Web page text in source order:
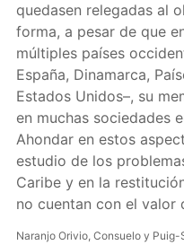
quedasen relegadas al
forma, a pesar de que
múltiples países
España, Dinamarca,
Estados Unidos–, su
en muchas sociedades
Ahondar en estos
estudio de los
Caribe y en la
no cuentan con el valor
Naranjo Orivio, Consuelo y Puig-